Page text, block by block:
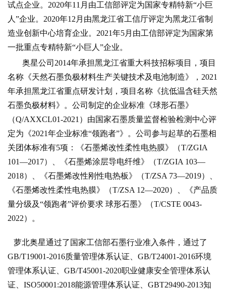
试点企业。2020年11月由工信部评定为国家专精特新“小巨
人”企业。2020年12月由黑龙江省工信厅评定为黑龙江省制
造业创新中心培育企业。2021年5月由工信部评定为国家第
一批重点专精特新“小巨人”企业。
奥星公司2014年承担黑龙江省重大科技招标项目，项目
名称《天然石墨负极材料生产关键技术及电池制造》，2021
年承担黑龙江省重点研发计划，项目名称《抗低温含硅天然
石墨负极材料》。公司制定的企业标准《球形石墨》
（Q/AXXCL01-2021）由国家石墨质量监督检验检测中心评
定为《2021年企业标准“领跑者”》。公司参与起草的石墨相
关团体标准有5项：《石墨烯改性柔性电热膜》（T/ZGIA
101—2017）、《石墨烯涂层导电纤维》（T/ZGIA 103—
2018）、《石墨烯改性刚性电热板》（T/ZSA 73—2019）、
《石墨烯改性柔性电热膜》（T/ZSA 12—2020）、《产品质
量分级及“领跑者”评价要求 球形石墨》（T/CSTE 0043-
2022）。
萝北奥星通过了国家工信部石墨行业准入条件，通过了
GB/T19001-2016质量管理体系认证、GB/T24001-2016环境
管理体系认证、GB/T45001-2020职业健康安全管理体系认
证、ISO50001:2018能源管理体系认证、GBT29490-2013知